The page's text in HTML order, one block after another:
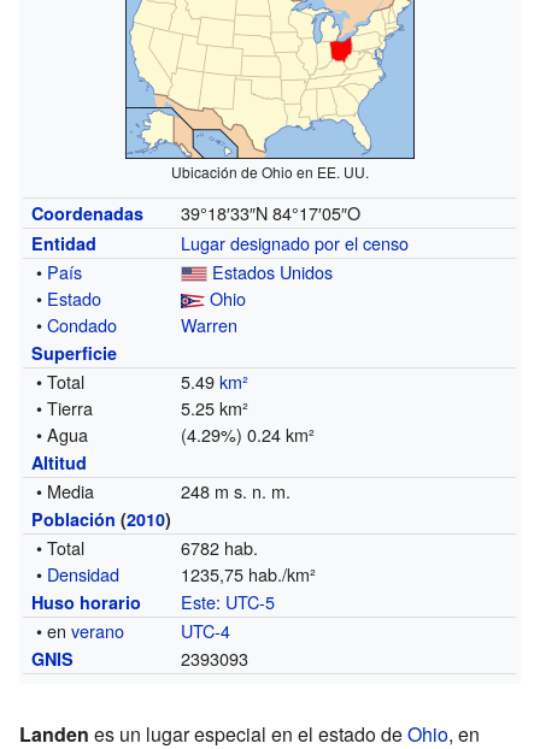
Ubicación de Ohio en EE. UU.
Coordenadas 39°18′33″N 84°17′05″O
Entidad
Lugar designado por el censo
• País
Estados Unidos
• Estado
Ohio
•Condado Warren
Superficie
• Total 5.49km²
• Tierra
5.25 km²
• Agua
(4.29%) 0.24 km²
Altitud
• Media 248 m s. n. m.
Población (2010)
• Total
6782 hab.
• Densidad 1235,75 hab./km²
Huso horario Este: UTC-5
• enverano UTC-4
GNIS 2393093
Landen es un lugar especial en el estado deOhio, en